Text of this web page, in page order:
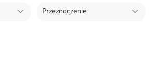
Przeznaczenie